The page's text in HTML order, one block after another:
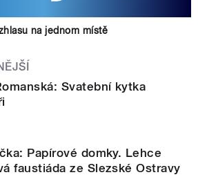
na jednom místě
Svatební kytka
Papírové domky. Lehce
faustiáda ze Slezské Ostravy